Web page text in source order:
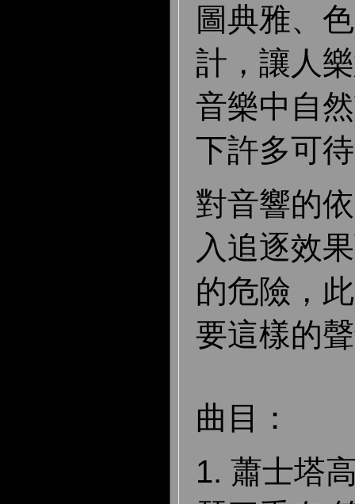
圖典雅、
計，讓人
音樂中自
下許多可
對音響的
入追逐效
的危險，
要這樣的
曲目：
1. 蕭士塔